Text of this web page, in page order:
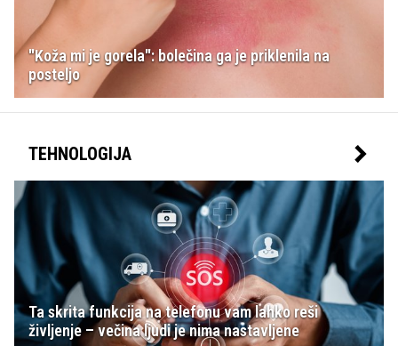
"Koža mi je gorela": bolečina ga je priklenila na
posteljo
TEHNOLOGIJA
Ta skrita funkcija na telefonu vam lahko reši
življenje – večina ljudi je nima nastavljene